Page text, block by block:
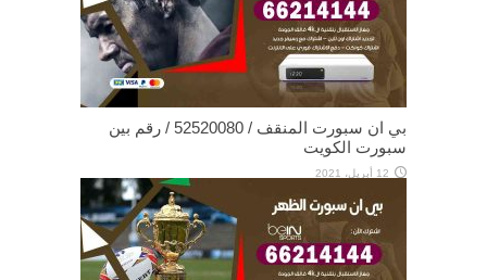
بي ان سبورت المنقف / 52520080 / رقم بين
سبورت الكويت
12 أبريل، 2021